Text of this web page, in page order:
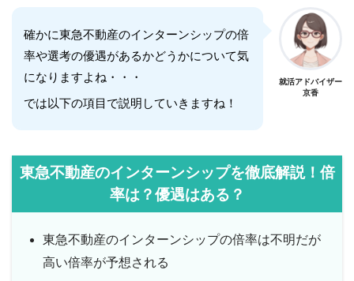
確かに東急不動産のインターンシップの倍
率や選考の優遇があるかどうかについて気
になりますよね・・・
では以下の項目で説明していきますね！
就活アドバイザー
京香
東急不動産のインターンシップを徹底解説！倍
率は？優遇はある？
東急不動産のインターンシップの倍率は不明だが
高い倍率が予想される